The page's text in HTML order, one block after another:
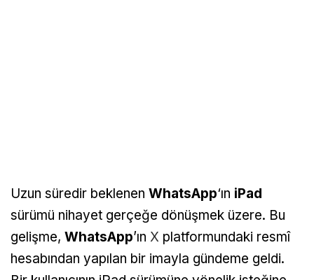
Uzun süredir beklenen WhatsApp‘ın iPad
sürümü nihayet gerçeğe dönüşmek üzere. Bu
gelişme, WhatsApp’ın X platformundaki resmî
hesabından yapılan bir imayla gündeme geldi.